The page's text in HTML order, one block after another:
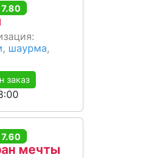
7.80
, шаурма,
заказ
7.60
мечты